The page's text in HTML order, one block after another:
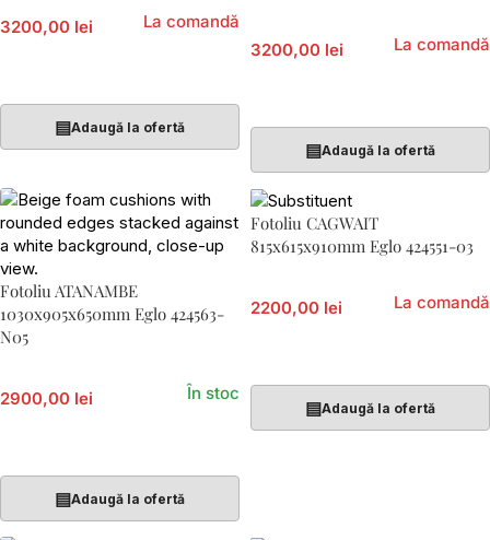
3200,00 lei La comandă
▤Adaugă la ofertă
3200,00 lei La comandă
▤Adaugă la ofertă
Fotoliu ATANAMBE
1030x905x650mm Eglo 424563-
N05
2900,00 lei În stoc
▤Adaugă la ofertă
Fotoliu CAGWAIT
815x615x910mm Eglo 424551-03
2200,00 lei La comandă
▤Adaugă la ofertă